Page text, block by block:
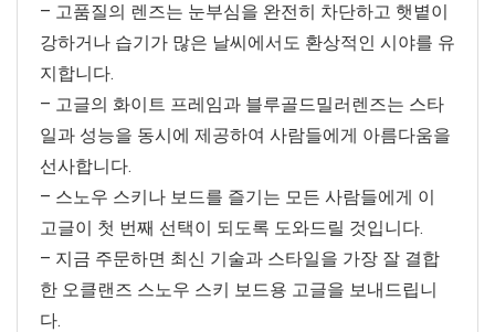
– 고품질의 렌즈는 눈부심을 완전히 차단하고 햇볕이
강하거나 습기가 많은 날씨에서도 환상적인 시야를 유
지합니다.
– 고글의 화이트 프레임과 블루골드밀러렌즈는 스타
일과 성능을 동시에 제공하여 사람들에게 아름다움을
선사합니다.
– 스노우 스키나 보드를 즐기는 모든 사람들에게 이
고글이 첫 번째 선택이 되도록 도와드릴 것입니다.
– 지금 주문하면 최신 기술과 스타일을 가장 잘 결합
한 오클랜즈 스노우 스키 보드용 고글을 보내드립니
다.